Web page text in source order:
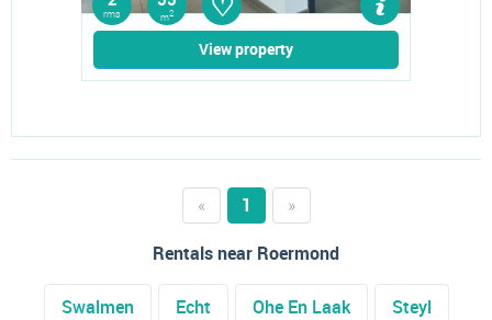
rms m2
View property
« 1
»
Rentals near Roermond
Swalmen Echt Ohe En Laak Steyl